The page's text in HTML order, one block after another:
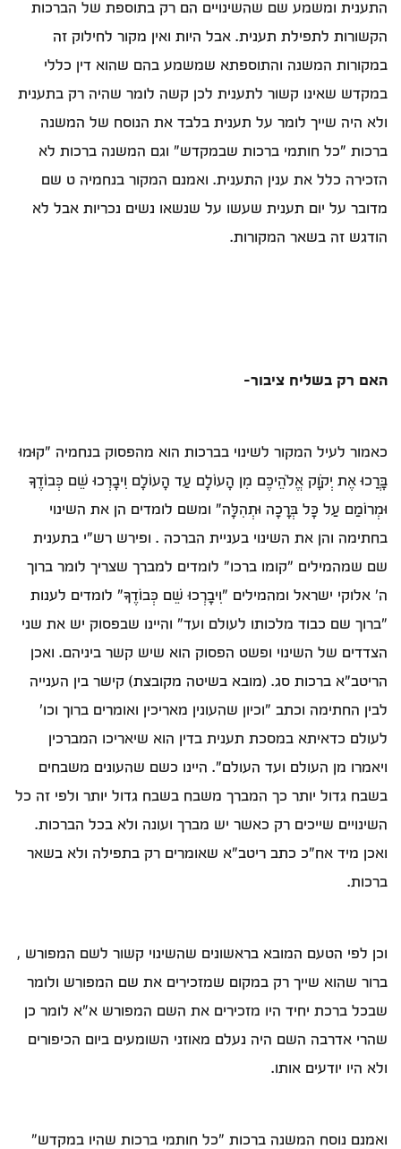
התענית ומשמע שם שהשינויים הם רק בתוספת של הברכות
הקשורות לתפילת תענית. אבל היות ואין מקור לחילוק זה
במקורות המשנה והתוספתא שמשמע בהם שהוא דין כללי
במקדש שאינו קשור לתענית לכן קשה לומר שהיה רק בתענית
ולא היה שייך לומר על תענית בלבד את הנוסח של המשנה
ברכות "כל חותמי ברכות שבמקדש" וגם המשנה ברכות לא
הזכירה כלל את ענין התענית. ואמנם המקור בנחמיה ט שם
מדובר על יום תענית שעשו על שנשאו נשים נכריות אבל לא
הודגש זה בשאר המקורות.
האם רק בשליח ציבור-
כאמור לעיל המקור לשינוי בברכות הוא מהפסוק בנחמיה "קוּמוּ
בָּרֲכוּ אֶת יְקֹוָק אֱלֹהֵיכֶם מִן הָעוֹלָם עַד הָעוֹלָם וִיבָרְכוּ שֵׁם כְּבוֹדֶךָ
וּמְרוֹמַם עַל כָּל בְּרָכָה וּתְהִלָּה" ומשם לומדים הן את השינוי
בחתימה והן את השינוי בעניית הברכה . ופירש רש"י בתענית
שם שמהמילים "קומו ברכו" לומדים למברך שצריך לומר ברוך
ה' אלוקי ישראל ומהמילים "וִיבָרְכוּ שֵׁם כְּבוֹדֶךָ" לומדים לענות
"ברוך שם כבוד מלכותו לעולם ועד" והיינו שבפסוק יש את שני
הצדדים של השינוי ופשט הפסוק הוא שיש קשר ביניהם. ואכן
הריטב"א ברכות סג. (מובא בשיטה מקובצת) קישר בין הענייה
לבין החתימה וכתב "וכיון שהעונין מאריכין ואומרים ברוך וכו'
לעולם כדאיתא במסכת תענית בדין הוא שיאריכו המברכין
ויאמרו מן העולם ועד העולם". היינו כשם שהעונים משבחים
בשבח גדול יותר כך המברך משבח בשבח גדול יותר ולפי זה כל
השינויים שייכים רק כאשר יש מברך ועונה ולא בכל הברכות.
ואכן מיד אח"כ כתב ריטב"א שאומרים רק בתפילה ולא בשאר
ברכות.
וכן לפי הטעם המובא בראשונים שהשינוי קשור לשם המפורש ,
ברור שהוא שייך רק במקום שמזכירים את שם המפורש ולומר
שבכל ברכת יחיד היו מזכירים את השם המפורש א"א לומר כן
שהרי אדרבה השם היה נעלם מאוזני השומעים ביום הכיפורים
ולא היו יודעים אותו.
ואמנם נוסח המשנה ברכות "כל חותמי ברכות שהיו במקדש"